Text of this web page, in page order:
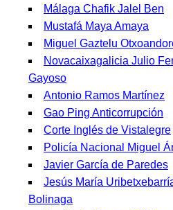
Málaga Chafik Jalel Ben
Mustafá Maya Amaya
Miguel Gaztelu
Novacaixagalicia Julio
Gayoso
Antonio Ramos Martínez
Gao Ping Anticorrupción
Corte Inglés de Vistalegre
Policía Nacional Miguel
Javier García de Paredes
Jesús María
Bolinaga